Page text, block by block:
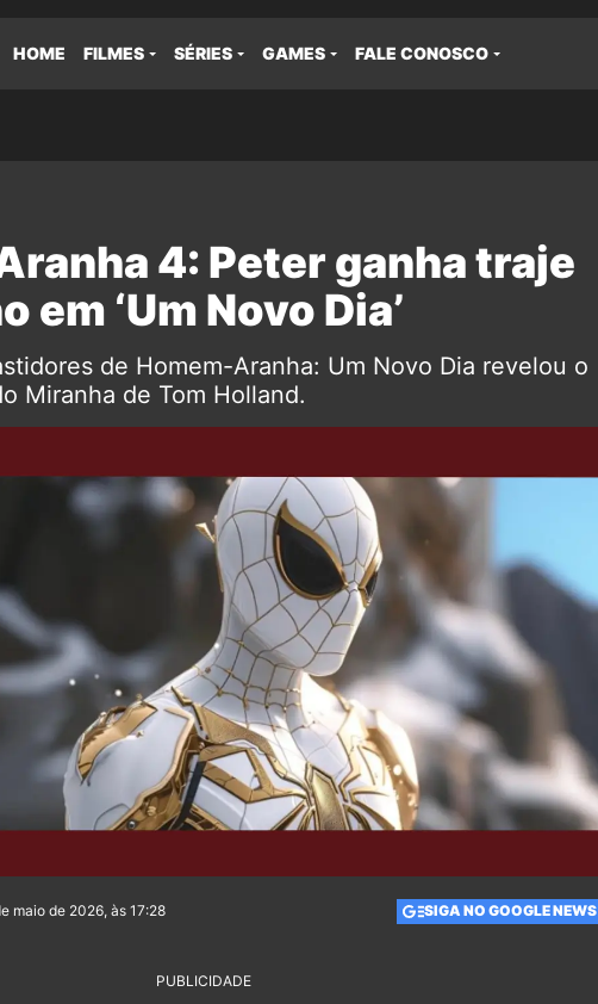
HOME FILMES SÉRIES GAMES FALE CONOSCO
4: Peter ganha traje
em ‘Um Novo Dia’
de Homem-Aranha: Um Novo Dia revelou o
Miranha de Tom Holland.
maio de 2026, às 17:28 SIGA NO GOOGLE NEWS
PUBLICIDADE